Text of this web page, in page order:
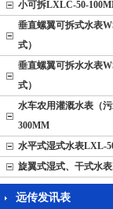
小可拆LXLC-50-
垂直螺翼可拆式水表
式）
垂直螺翼可拆水水表
式）
水车农用灌溉水表（
300MM
水平式湿式水表LXL-
旋翼式湿式、干式水
远传发讯表